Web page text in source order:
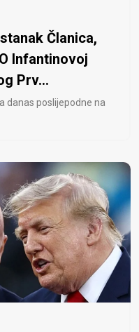
Članica,
Infantinovoj
Prv...
danas poslijepodne na